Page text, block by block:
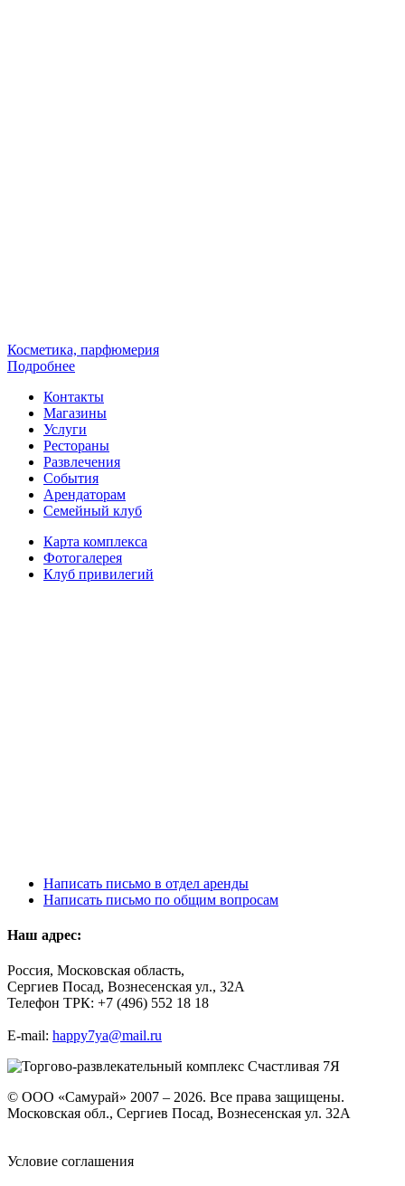
Косметика, парфюмерия
Подробнее
Контакты
Магазины
Услуги
Рестораны
Развлечения
События
Арендаторам
Семейный клуб
Карта комплекса
Фотогалерея
Клуб привилегий
Написать письмо в отдел аренды
Написать письмо по общим вопросам
Наш адрес:
Россия, Московская область,
Сергиев Посад, Вознесенская ул., 32А
Телефон ТРК: +7 (496) 552 18 18
E-mail: happy7ya@mail.ru
© ООО «Самурай» 2007 – 2026. Все права защищены.
Московская обл., Сергиев Посад, Вознесенская ул. 32А
Условие соглашения